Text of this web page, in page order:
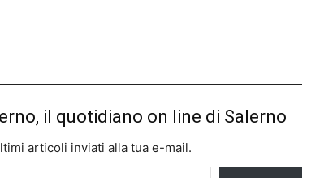
il quotidiano on line di Salerno
articoli inviati alla tua e-mail.